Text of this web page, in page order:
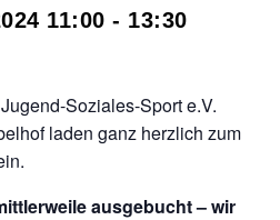
11:00 - 13:30
Soziales-Sport e.V.
laden ganz herzlich zum
ausgebucht – wir